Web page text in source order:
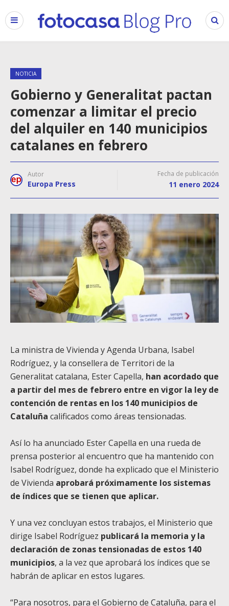
NOTICIA
Gobierno y Generalitat pactan
comenzar a limitar el precio
del alquiler en 140 municipios
catalanes en febrero
Autor
Europa Press
Fecha de publicación
11 enero 2024
La ministra de Vivienda y Agenda Urbana, Isabel
Rodríguez, y la consellera de Territori de la
Generalitat catalana, Ester Capella, han acordado que
a partir del mes de febrero entre en vigor la ley de
contención de rentas en los 140 municipios de
Cataluña calificados como áreas tensionadas.
Así lo ha anunciado Ester Capella en una rueda de
prensa posterior al encuentro que ha mantenido con
Isabel Rodríguez, donde ha explicado que el Ministerio
de Vivienda aprobará próximamente los sistemas
de índices que se tienen que aplicar.
Y una vez concluyan estos trabajos, el Ministerio que
dirige Isabel Rodríguez publicará la memoria y la
declaración de zonas tensionadas de estos 140
municipios, a la vez que aprobará los índices que se
habrán de aplicar en estos lugares.
“Para nosotros, para el Gobierno de Cataluña, para el